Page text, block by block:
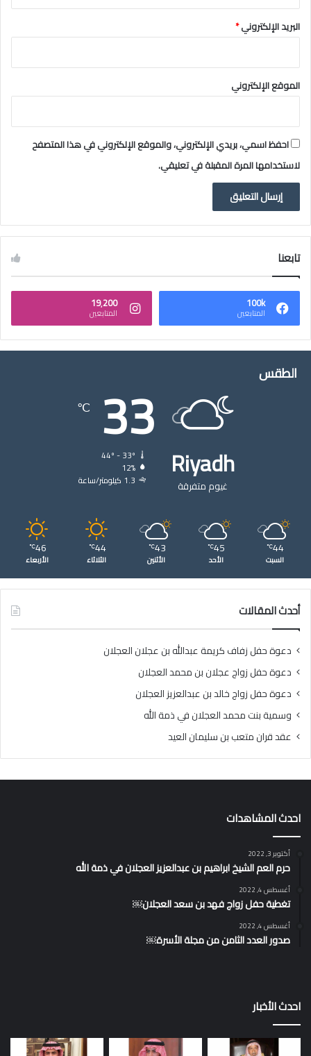
١
٤
٤
ﮪ
البريد الإلكتروني*
الموقع الإلكتروني
احفظ اسمي، بريدي الإلكتروني، والموقع الإلكتروني في هذا المتصفح
لاستخدامها المرة المقبلة في تعليقي.
تابعنا
100k
المتابعين
19٬200
المتابعين
الطقس
Riyadh
غيوم متفرقة
33
℃
12%
1.3 كيلومتر/ساعة
44
℃
السبت
45
℃
الأحد
43
℃
الأثنين
44
℃
الثلاثاء
46
℃
الأربعاء
أحدث المقالات
دعوة حفل زفاف كريمة عبدالله بن عجلان العجلان
دعوة حفل زواج عجلان بن محمد العجلان
دعوة حفل زواج خالد بن عبدالعزيز العجلان
وسمية بنت محمد العجلان في ذمة الله
عقد قران متعب بن سليمان العيد
احدث المشاهدات
أكتوبر 3, 2022
حرم العم الشيخ ابراهيم بن عبدالعزيز العجلان في ذمة الله
أغسطس 4, 2022
تغطية حفل زواج فهد بن سعد العجلان￼
أغسطس 4, 2022
صدور العدد الثامن من مجلة الأسرة￼
احدث الأخبار